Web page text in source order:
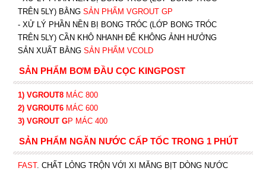
TRÊN 5LY) BẰNG SẢN PHẨM VGROUT GP
- XỬ LÝ PHẦN NỀN BỊ BONG TRÓC (LỚP BONG TRÓC
TRÊN 5LY) CẦN KHÔ NHANH ĐỂ KHÔNG ẢNH HƯỞNG
SẢN XUẤT BẰNG SẢN PHẨM VCOLD
SẢN PHẨM BƠM ĐẦU CỌC KINGPOST
1) VGROUT8 MÁC 800
2) VGROUT6MÁC 600
3) VGROUT GP MÁC 400
SẢN PHẨM NGĂN NƯỚC CẤP TỐC TRONG 1 PHÚT
FAST. CHẤT LỎNG TRỘN VỚI XI MĂNG BỊT DÒNG NƯỚC